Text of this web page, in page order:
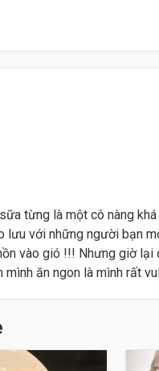
từng là một cô nàng
lưu với những người bạn
vào gió !!! Nhưng giờ
ăn ngon là mình rất